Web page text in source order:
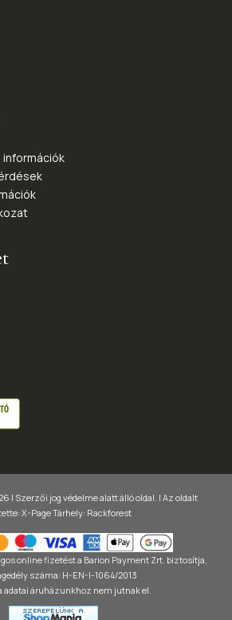
| Szerzői jog védelme alatt álló oldal. | Az oldalt
X-PageTárhely: Rackforest
online fizetést a Barion Payment Zrt. biztosítja,
száma: H-EN-I-1064/2013
adatai áruházunkhoz nem jutnak el.